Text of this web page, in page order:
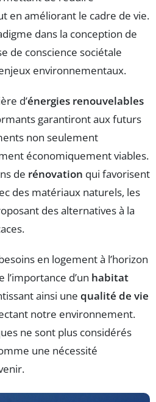
en améliorant le cadre de vie.
dans la conception de
de conscience sociétale
environnementaux.
d’énergies renouvelables
garantiront aux futurs
non seulement
économiquement viables.
de rénovation qui favorisent
des matériaux naturels, les
des alternatives à la
en logement à l’horizon
d’un habitat
ainsi une qualité de vie
notre environnement.
ne sont plus considérés
une nécessité